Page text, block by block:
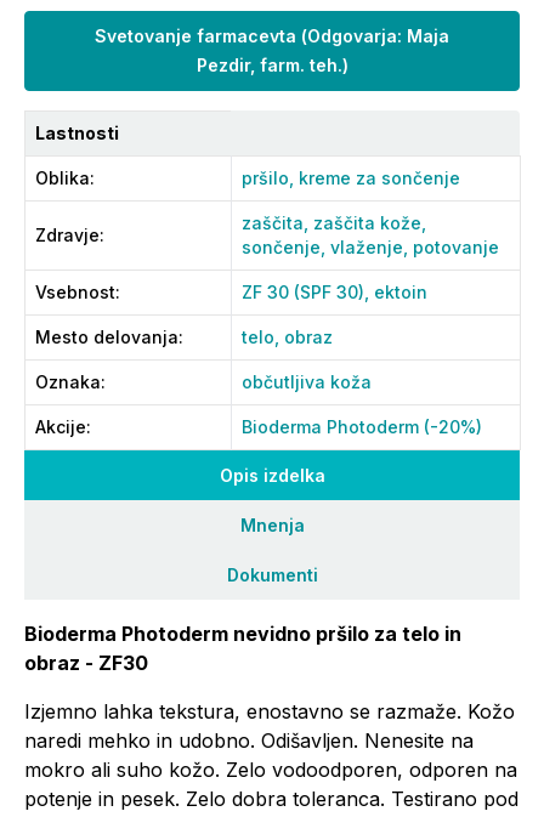
Opis izdelka
Mnenja
Dokumenti
Bioderma Photoderm nevidno pršilo za telo in
obraz - ZF30
Izjemno lahka tekstura, enostavno se razmaže. Kožo
naredi mehko in udobno. Odišavljen. Nenesite na
mokro ali suho kožo. Zelo vodoodporen, odporen na
potenje in pesek. Zelo dobra toleranca. Testirano pod
Svetovanje farmacevta (Odgovarja: Maja
Pezdir, farm. teh.)
Lastnosti
Oblika: pršilo, kreme za sončenje
Zdravje:
zaščita, zaščita kože,
sončenje, vlaženje, potovanje
Vsebnost: ZF 30 (SPF 30), ektoin
Mesto delovanja: telo, obraz
Oznaka: občutljiva koža
Akcije: Bioderma Photoderm (-20%)